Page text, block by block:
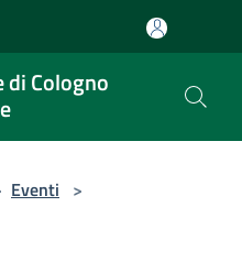
di Cologno
Eventi >